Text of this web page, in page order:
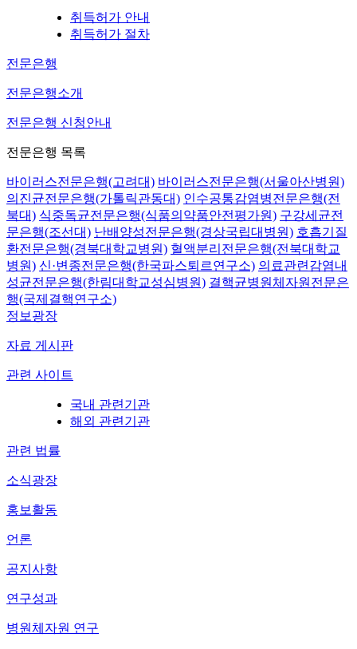
취득허가 안내
취득허가 절차
전문은행
전문은행소개
전문은행 신청안내
전문은행 목록
바이러스전문은행(고려대) 바이러스전문은행(서울아산병원)
의진균전문은행(가톨릭관동대) 인수공통감염병전문은행(전
북대) 식중독균전문은행(식품의약품안전평가원) 구강세균전
문은행(조선대) 난배양성전문은행(경상국립대병원) 호흡기질
환전문은행(경북대학교병원) 혈액분리전문은행(전북대학교
병원) 신·변종전문은행(한국파스퇴르연구소) 의료관련감염내
성균전문은행(한림대학교성심병원) 결핵균병원체자원전문은
행(국제결핵연구소)
정보광장
자료 게시판
관련 사이트
국내 관련기관
해외 관련기관
관련 법률
소식광장
홍보활동
언론
공지사항
연구성과
병원체자원 연구